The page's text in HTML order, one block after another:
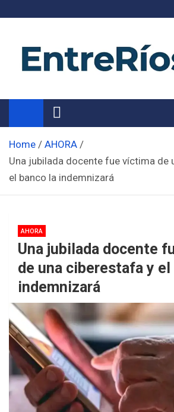
Noticias de Entre
Información de toda la provincia ahora
Home
AHORA
Una jubilada docente fue víctima de
el banco la indemnizará
AHORA
Una jubilada docente
de una ciberestafa y el
indemnizará